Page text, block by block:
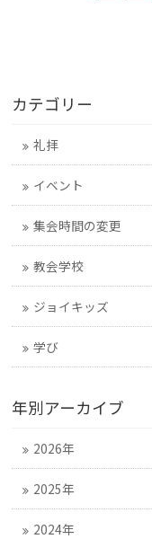
カテゴリー
礼拝
イベント
集会時間の変更
教会学校
ジョイキッズ
学び
年別アーカイブ
2026年
2025年
2024年